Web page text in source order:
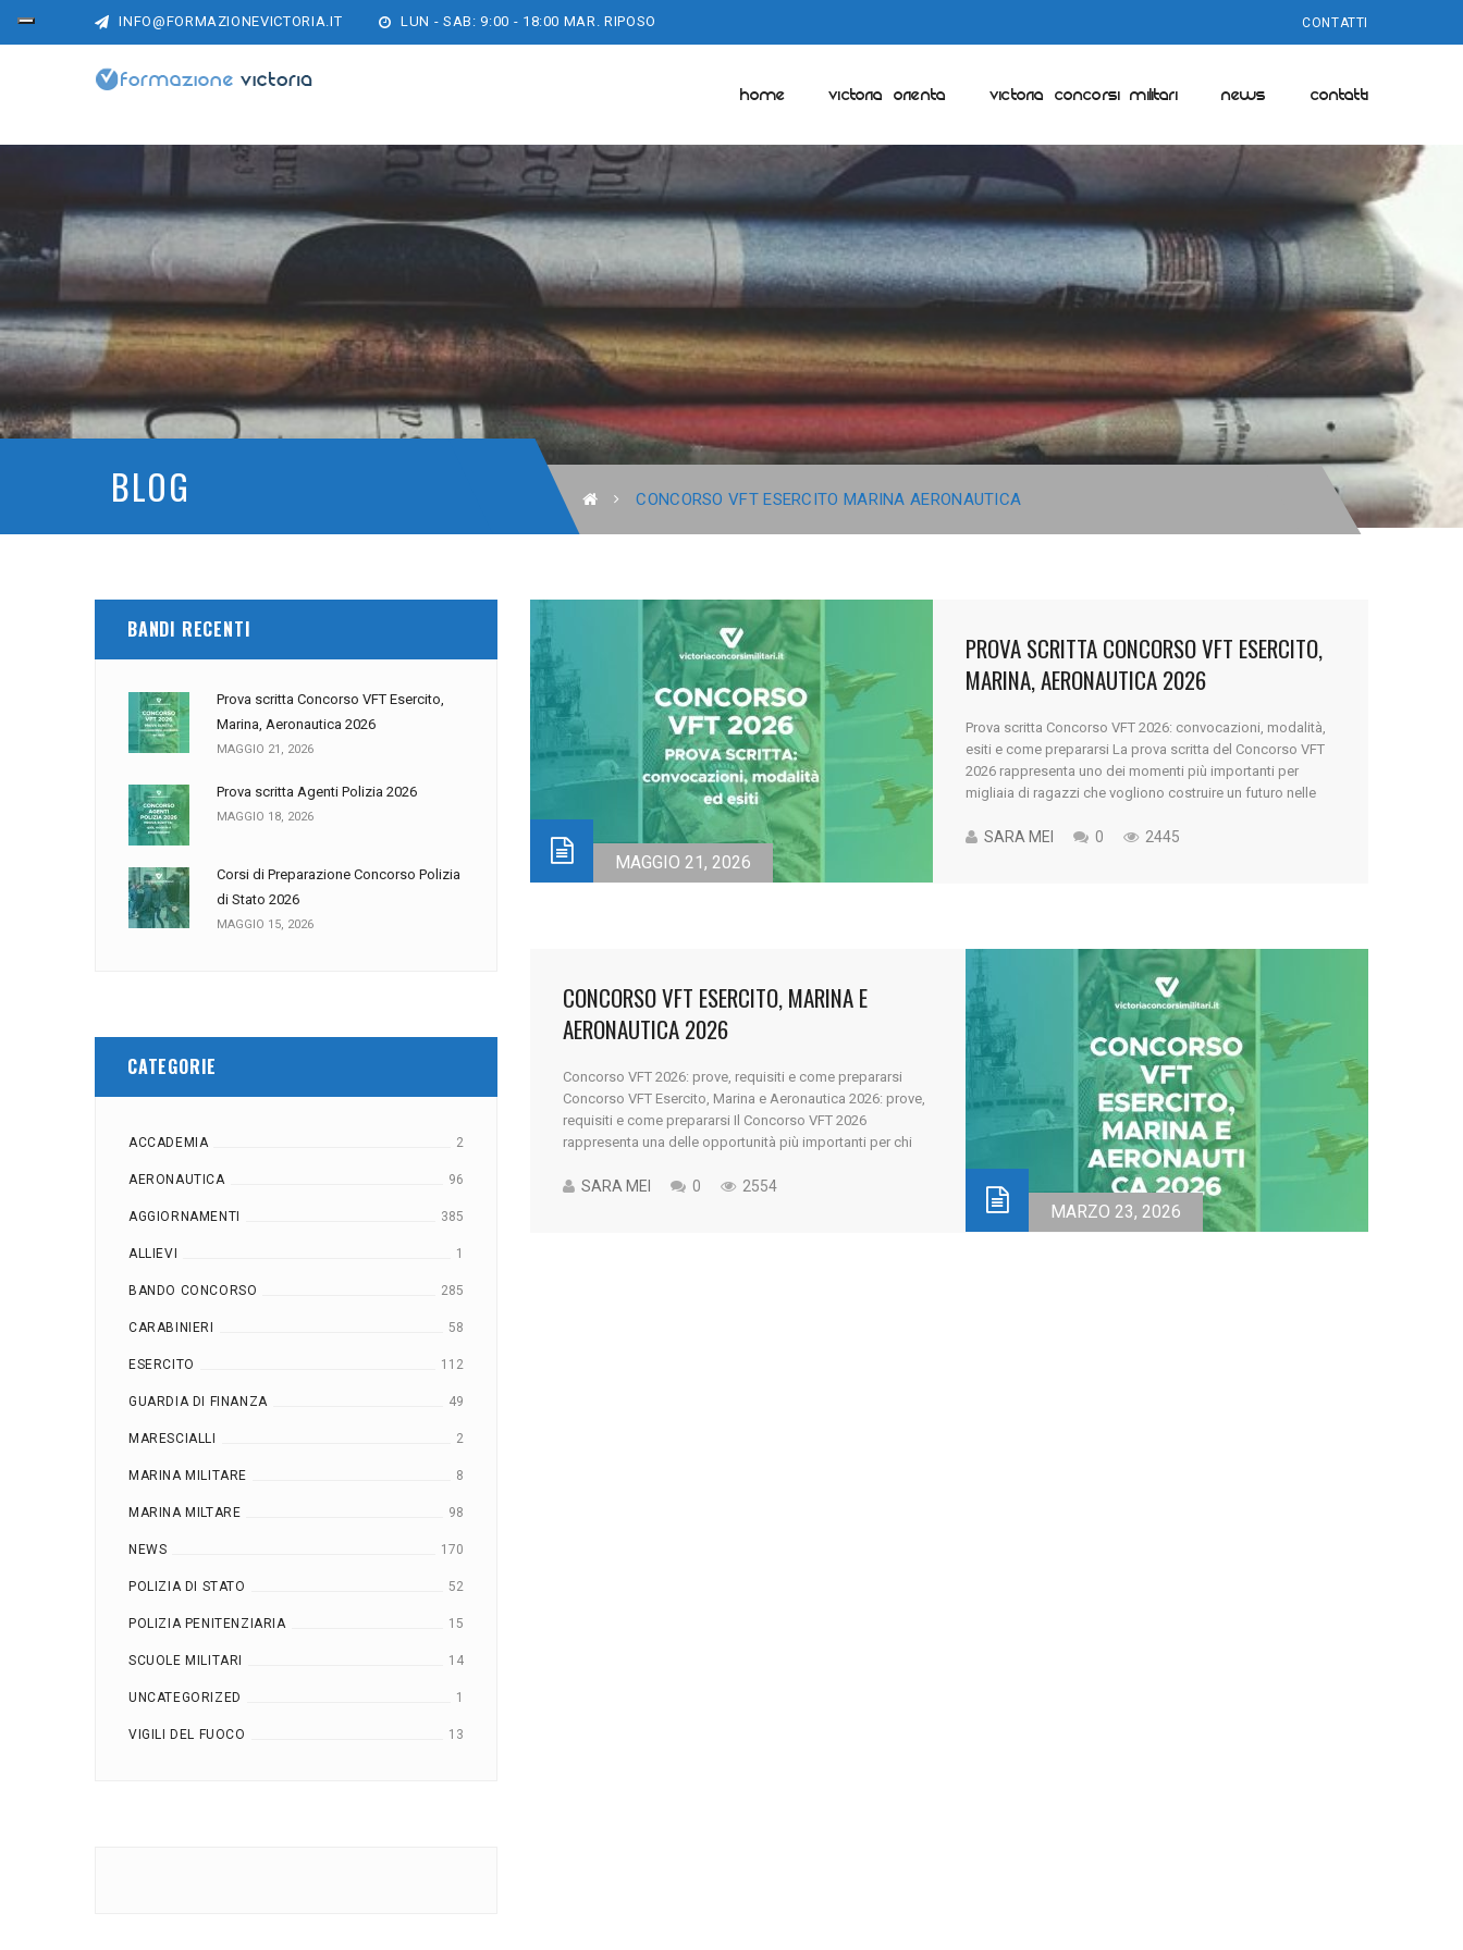
INFO@FORMAZIONEVICTORIA.IT LUN - SAB: 9:00 - 18:00 MAR. RIPOSO CONTATTI
HOME VICTORIA ORIENTA VICTORIA CONCORSI MILITARI NEWS CONTATTI
BLOG CONCORSO VFT ESERCITO MARINA AERONAUTICA
BANDI RECENTI
Prova scritta Concorso VFT Esercito,
Marina, Aeronautica 2026
MAGGIO 21, 2026
Prova scritta Agenti Polizia 2026
MAGGIO 18, 2026
Corsi di Preparazione Concorso Polizia
di Stato 2026
MAGGIO 15, 2026
CATEGORIE
ACCADEMIA 2
AERONAUTICA 96
AGGIORNAMENTI 385
ALLIEVI 1
BANDO CONCORSO 285
CARABINIERI 58
ESERCITO 112
GUARDIA DI FINANZA 49
MARESCIALLI 2
MARINA MILITARE 8
MARINA MILTARE 98
NEWS 170
POLIZIA DI STATO 52
POLIZIA PENITENZIARIA 15
SCUOLE MILITARI 14
UNCATEGORIZED 1
VIGILI DEL FUOCO 13
MAGGIO 21, 2026
PROVA SCRITTA CONCORSO VFT ESERCITO,
MARINA, AERONAUTICA 2026
Prova scritta Concorso VFT 2026: convocazioni, modalità,
esiti e come prepararsi La prova scritta del Concorso VFT
2026 rappresenta uno dei momenti più importanti per
migliaia di ragazzi che vogliono costruire un futuro nelle
semplicemente di un test. È il momento in cui un obiettivo
SARA MEI 0 2445
MARZO 23, 2026
CONCORSO VFT ESERCITO, MARINA E
AERONAUTICA 2026
Concorso VFT 2026: prove, requisiti e come prepararsi
Concorso VFT Esercito, Marina e Aeronautica 2026: prove,
requisiti e come prepararsi Il Concorso VFT 2026
rappresenta una delle opportunità più importanti per chi
costruire una carriera militare più stabile. Il bando riguarda
SARA MEI 0 2554